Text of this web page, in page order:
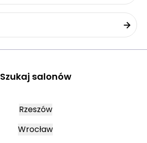
Szukaj salonów
Rzeszów
Wrocław